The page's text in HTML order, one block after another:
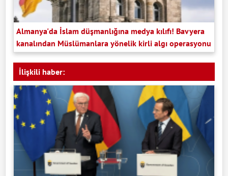
Almanya'da İslam düşmanlığına medya kılıfı! Bavyera
kanalından Müslümanlara yönelik kirli algı operasyonu
İlişkili haber: